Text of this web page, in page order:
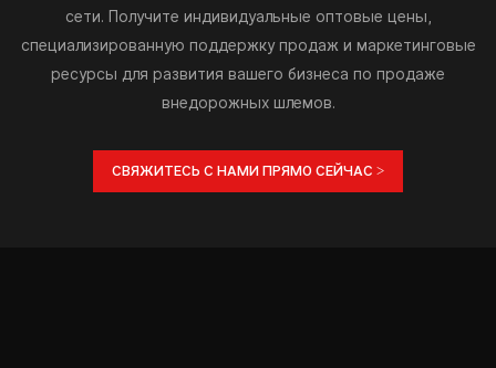
сети. Получите индивидуальные оптовые цены,
специализированную поддержку продаж и маркетинговые
ресурсы для развития вашего бизнеса по продаже
внедорожных шлемов.
СВЯЖИТЕСЬ С НАМИ ПРЯМО СЕЙЧАС >